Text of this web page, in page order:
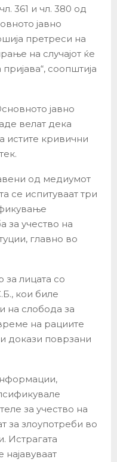
361 и чл. 380 од
јавно
претреси на
на случајот ќе
соопштија
јавно
велат дека
истите кривични
од медиумот
се испитуваат три
за учество на
главно во
за лицата со
кои биле
на слобода за
на рациите
докази поврзани
за учество на
за злоупотреби во
Истрагата